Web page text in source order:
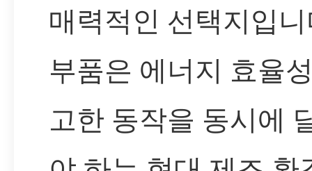
매력적인 선택지입
부품은 에너지 효율
고한 동작을 동시에